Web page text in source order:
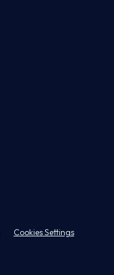
Cookies Settings